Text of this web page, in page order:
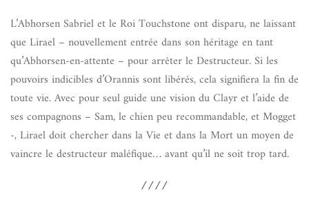
L’Abhorsen Sabriel et le Roi Touchstone ont disparu, ne laissant
que Lirael – nouvellement entrée dans son héritage en tant
qu’Abhorsen-en-attente – pour arrêter le Destructeur. Si les
pouvoirs indicibles d’Orannis sont libérés, cela signifiera la fin de
toute vie. Avec pour seul guide une vision du Clayr et l’aide de
ses compagnons – Sam, le chien peu recommandable, et Mogget
-, Lirael doit chercher dans la Vie et dans la Mort un moyen de
vaincre le destructeur maléfique… avant qu’il ne soit trop tard.
////